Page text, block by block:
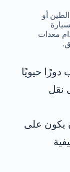
أو
معدات
حيويًا
نقل
يكون على